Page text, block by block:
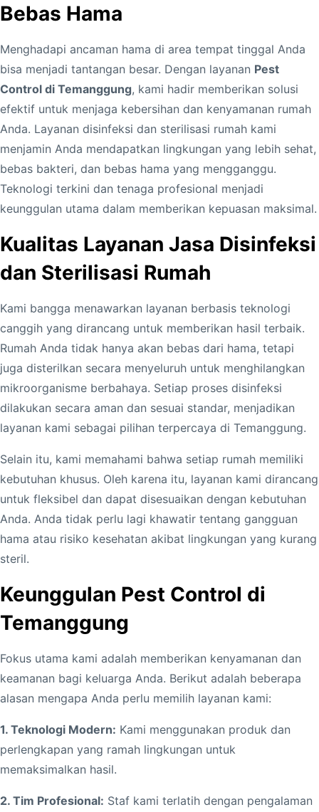
Bebas Hama
Menghadapi ancaman hama di area tempat tinggal Anda
bisa menjadi tantangan besar. Dengan layanan Pest
Control di Temanggung, kami hadir memberikan solusi
efektif untuk menjaga kebersihan dan kenyamanan rumah
Anda. Layanan disinfeksi dan sterilisasi rumah kami
menjamin Anda mendapatkan lingkungan yang lebih sehat,
bebas bakteri, dan bebas hama yang mengganggu.
Teknologi terkini dan tenaga profesional menjadi
keunggulan utama dalam memberikan kepuasan maksimal.
Kualitas Layanan Jasa Disinfeksi
dan Sterilisasi Rumah
Kami bangga menawarkan layanan berbasis teknologi
canggih yang dirancang untuk memberikan hasil terbaik.
Rumah Anda tidak hanya akan bebas dari hama, tetapi
juga disterilkan secara menyeluruh untuk menghilangkan
mikroorganisme berbahaya. Setiap proses disinfeksi
dilakukan secara aman dan sesuai standar, menjadikan
layanan kami sebagai pilihan terpercaya di Temanggung.
Selain itu, kami memahami bahwa setiap rumah memiliki
kebutuhan khusus. Oleh karena itu, layanan kami dirancang
untuk fleksibel dan dapat disesuaikan dengan kebutuhan
Anda. Anda tidak perlu lagi khawatir tentang gangguan
hama atau risiko kesehatan akibat lingkungan yang kurang
steril.
Keunggulan Pest Control di
Temanggung
Fokus utama kami adalah memberikan kenyamanan dan
keamanan bagi keluarga Anda. Berikut adalah beberapa
alasan mengapa Anda perlu memilih layanan kami:
1. Teknologi Modern: Kami menggunakan produk dan
perlengkapan yang ramah lingkungan untuk
memaksimalkan hasil.
2. Tim Profesional: Staf kami terlatih dengan pengalaman